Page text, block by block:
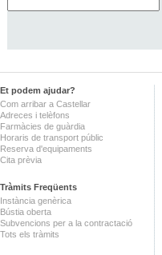
Et podem ajudar?
Com arribar a Castellar
Adreces i telèfons
Farmàcies de guàrdia
Horaris de transport públic
Reserva d'equipaments
Cita prèvia
Tràmits Freqüents
Instància genèrica
Bústia oberta
Subvencions per a la contractació
Tots els tràmits